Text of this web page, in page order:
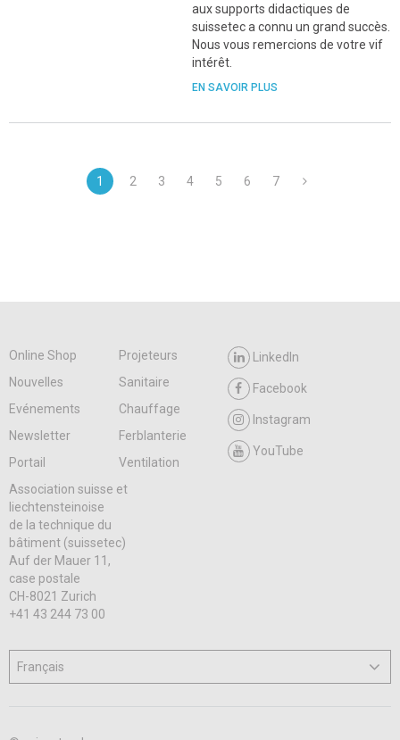
aux supports didactiques de
suissetec a connu un grand succès.
Nous vous remercions de votre vif
intérêt.
EN SAVOIR PLUS
1 2 3 4 5 6 7
Online Shop
Projeteurs
Nouvelles
Sanitaire
Evénements
Chauffage
Newsletter
Ferblanterie
Portail
Ventilation
LinkedIn
Facebook
Instagram
YouTube
Association suisse et
liechtensteinoise
de la technique du
bâtiment (suissetec)
Auf der Mauer 11,
case postale
CH-8021 Zurich
+41 43 244 73 00